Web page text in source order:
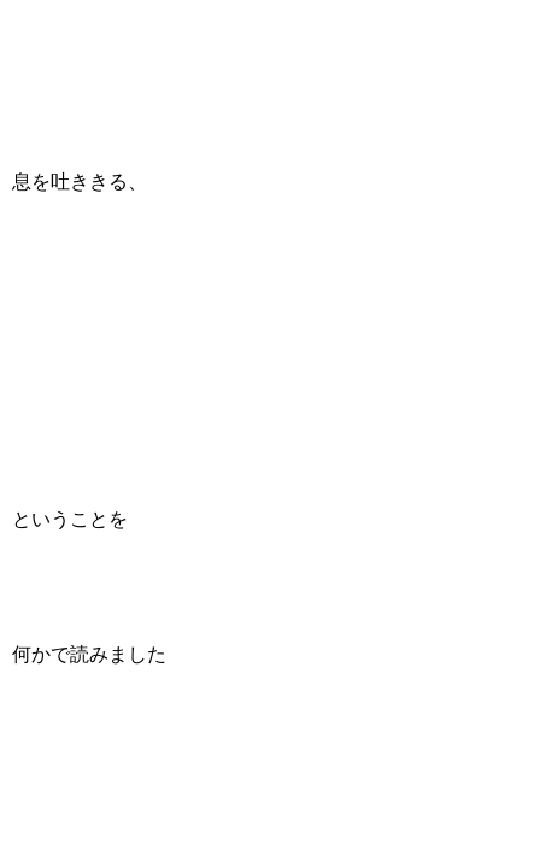
息を吐ききる、
ということを
何かで読みました